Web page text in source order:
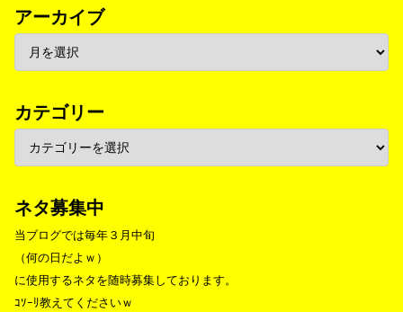
アーカイブ
カテゴリー
ネタ募集中
当ブログでは毎年３月中旬
（何の日だよｗ）
に使用するネタを随時募集しております。
ｺｿｰﾘ教えてくださいｗ